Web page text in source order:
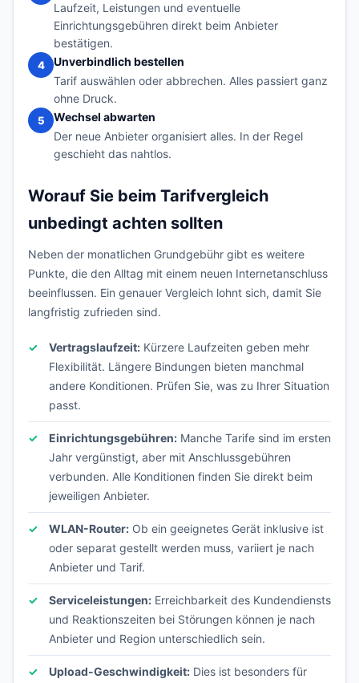
Laufzeit, Leistungen und eventuelle
Einrichtungsgebühren direkt beim Anbieter
bestätigen.
4
Unverbindlich bestellen
Tarif auswählen oder abbrechen. Alles passiert ganz
ohne Druck.
5
Wechsel abwarten
Der neue Anbieter organisiert alles. In der Regel
geschieht das nahtlos.
Worauf Sie beim Tarifvergleich
unbedingt achten sollten
Neben der monatlichen Grundgebühr gibt es weitere
Punkte, die den Alltag mit einem neuen Internetanschluss
beeinflussen. Ein genauer Vergleich lohnt sich, damit Sie
langfristig zufrieden sind.
Vertragslaufzeit: Kürzere Laufzeiten geben mehr
Flexibilität. Längere Bindungen bieten manchmal
andere Konditionen. Prüfen Sie, was zu Ihrer Situation
passt.
Einrichtungsgebühren: Manche Tarife sind im ersten
Jahr vergünstigt, aber mit Anschlussgebühren
verbunden. Alle Konditionen finden Sie direkt beim
jeweiligen Anbieter.
WLAN-Router: Ob ein geeignetes Gerät inklusive ist
oder separat gestellt werden muss, variiert je nach
Anbieter und Tarif.
Serviceleistungen: Erreichbarkeit des Kundendiensts
und Reaktionszeiten bei Störungen können je nach
Anbieter und Region unterschiedlich sein.
Upload-Geschwindigkeit: Dies ist besonders für